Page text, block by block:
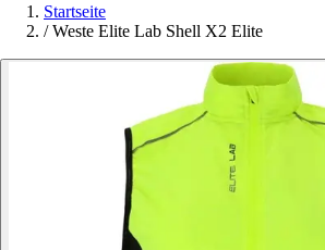
Startseite
/ Weste Elite Lab Shell X2 Elite